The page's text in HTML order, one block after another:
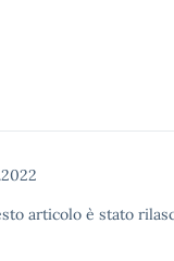
articolo è stato